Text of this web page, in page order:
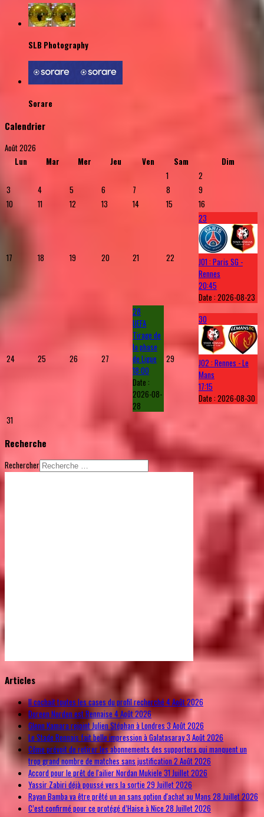
SLB Photography
Sorare
Calendrier
Août 2026
Lun
Mar Mer Jeu Ven Sam
Dim
1
2
3
4 5 6 7 8
9
10
11 12 13 14 15 16
17 18 19 20 21 22
23
J01 : Paris SG -
Rennes
20:45
Date :2026-08-23
24 25 26 27
28
UEFA
Tirage de
la phase
de Ligue
18:00
Date :
2026-08-
28
29
30
J02 : Rennes - Le
Mans
17:15
Date :2026-08-30
31
Recherche
Rechercher
VinaGecko.com
Articles
Il cochait toutes les cases du profil recherché 4 Août 2026
Doreen Norden est Rennaise 4 Août 2026
Glenn Kamara rejoint Julien Stéphan à Londres3 Août 2026
Le Stade Rennais fait belle impression à Galatasaray3 Août 2026
Côme prévoit de retirer les abonnements des supporters qui manquent un
trop grand nombre de matches sans justification2 Août 2026
Accord pour le prêt de l'ailier Nordan Mukiele 31 Juillet 2026
Yassir Zabiri déjà poussé vers la sortie 29 Juillet 2026
Rayan Bamba va être prêté un an sans option d'achat au Mans 28 Juillet 2026
C’est confirmé pour ce protégé d’Haise à Nice 28 Juillet 2026